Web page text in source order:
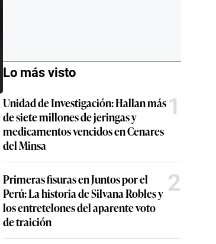
Lo más visto
Unidad de Investigación: Hallan más
de siete millones de jeringas y
medicamentos vencidos en Cenares
del Minsa
1
Primeras fisuras en Juntos por el
Perú: La historia de Silvana Robles y
los entretelones del aparente voto
de traición
2